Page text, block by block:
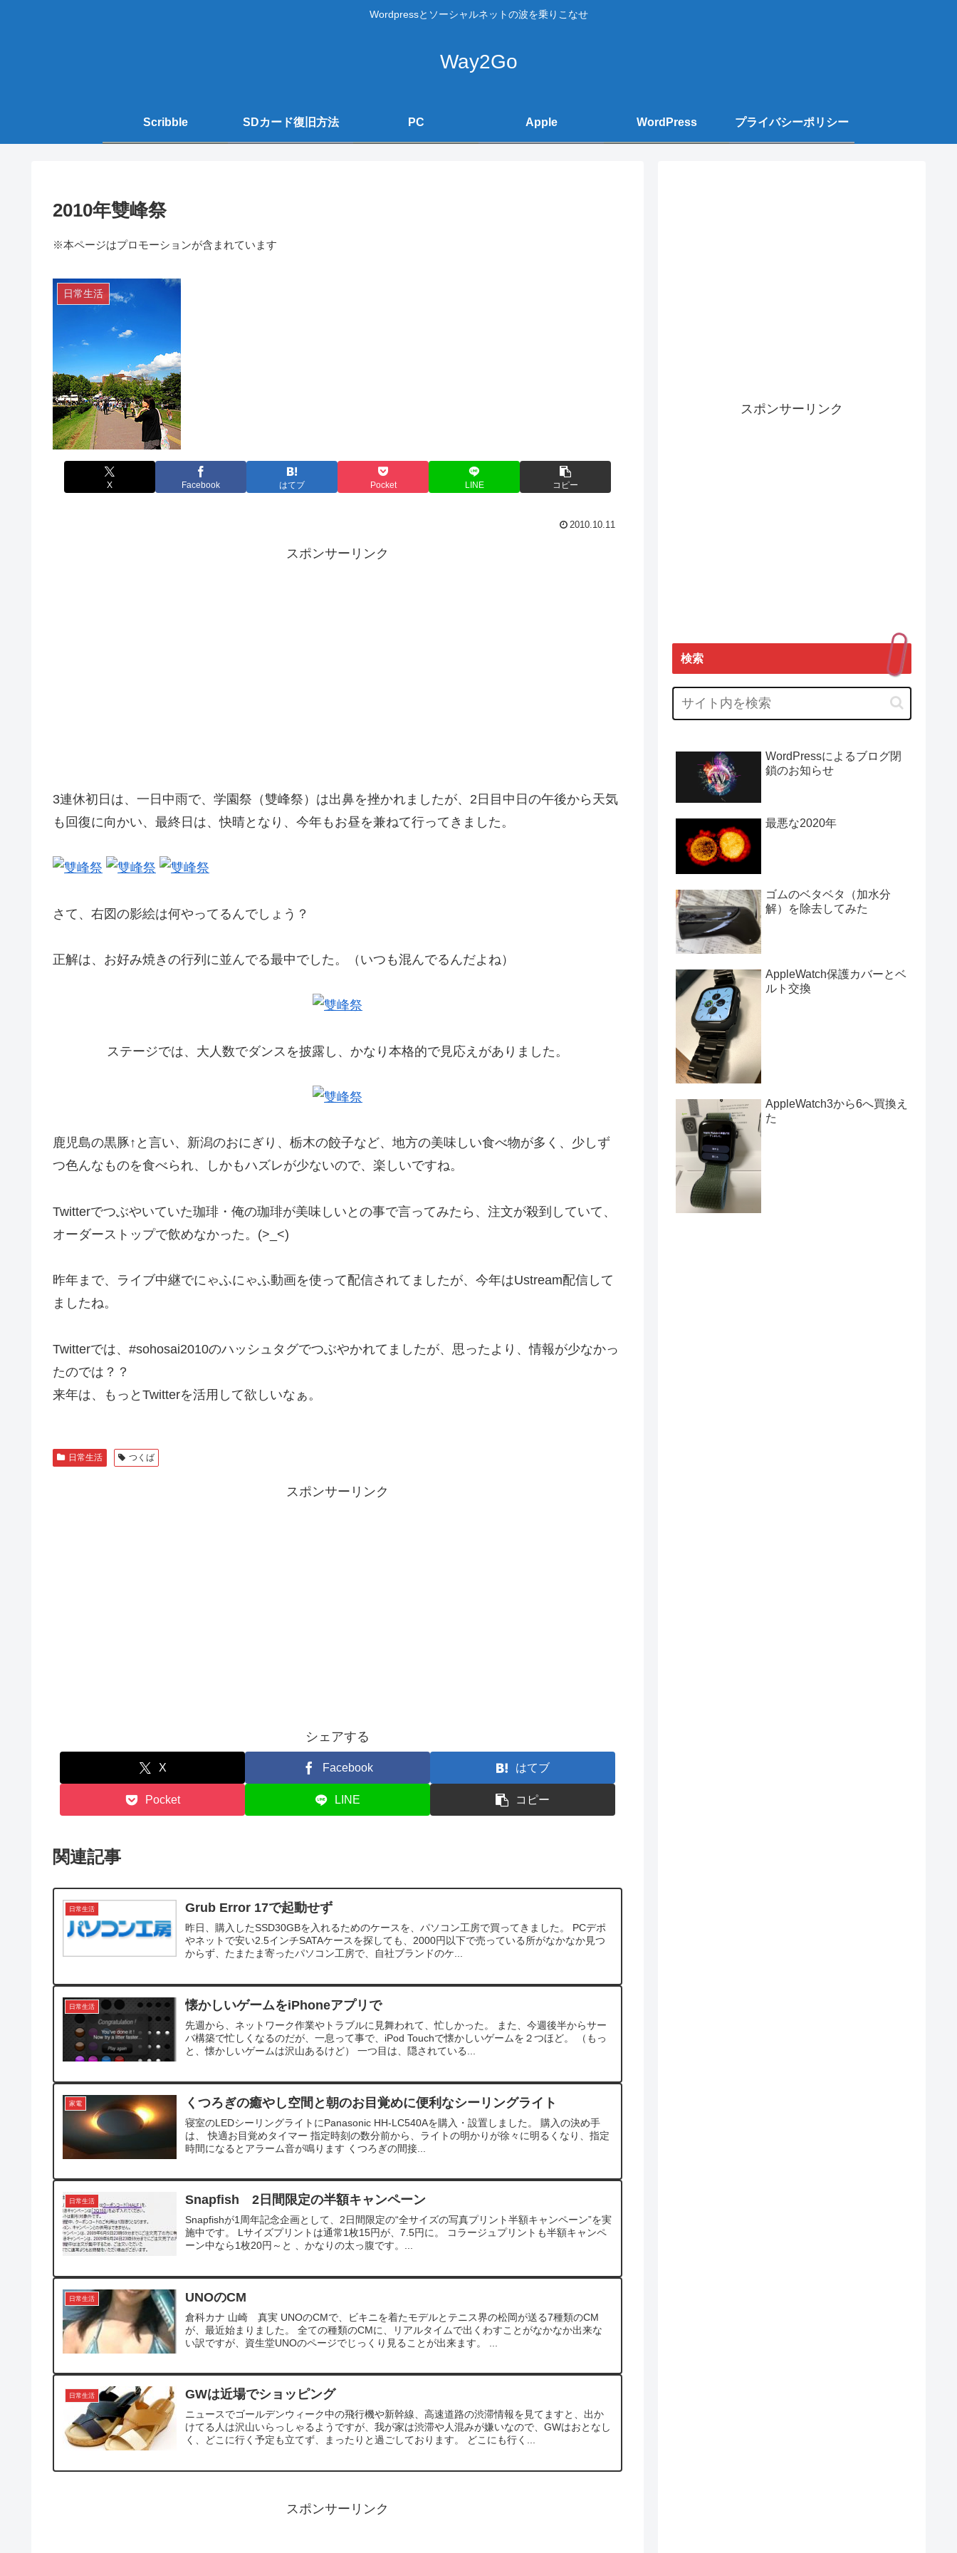
Wordpressとソーシャルネットの波を乗りこなせ
Way2Go
Scribble SDカード復旧方法 PC Apple WordPress プライバシーポリシー
2010年雙峰祭
※本ページはプロモーションが含まれています
日常生活
X Facebook はてブ Pocket LINE コピー
2010.10.11
スポンサーリンク
3連休初日は、一日中雨で、学園祭（雙峰祭）は出鼻を挫かれましたが、2日目中日の午後から天気
も回復に向かい、最終日は、快晴となり、今年もお昼を兼ねて行ってきました。
さて、右図の影絵は何やってるんでしょう？
正解は、お好み焼きの行列に並んでる最中でした。（いつも混んでるんだよね）
ステージでは、大人数でダンスを披露し、かなり本格的で見応えがありました。
鹿児島の黒豚↑と言い、新潟のおにぎり、栃木の餃子など、地方の美味しい食べ物が多く、少しず
つ色んなものを食べられ、しかもハズレが少ないので、楽しいですね。
Twitterでつぶやいていた珈琲・俺の珈琲が美味しいとの事で言ってみたら、注文が殺到していて、
オーダーストップで飲めなかった。(>_<)
昨年まで、ライブ中継でにゃふにゃふ動画を使って配信されてましたが、今年はUstream配信して
ましたね。
Twitterでは、#sohosai2010のハッシュタグでつぶやかれてましたが、思ったより、情報が少なかっ
たのでは？？
来年は、もっとTwitterを活用して欲しいなぁ。
日常生活 つくば
スポンサーリンク
シェアする
X Facebook はてブ
Pocket LINE コピー
関連記事
日常生活 Grub Error 17で起動せず
昨日、購入したSSD30GBを入れるためのケースを、パソコン工房で買ってきました。 PCデポ
やネットで安い2.5インチSATAケースを探しても、2000円以下で売っている所がなかなか見つ
からず、たまたま寄ったパソコン工房で、自社ブランドのケ...
日常生活 懐かしいゲームをiPhoneアプリで
先週から、ネットワーク作業やトラブルに見舞われて、忙しかった。 また、今週後半からサー
バ構築で忙しくなるのだが、一息って事で、iPod Touchで懐かしいゲームを２つほど。 （もっ
と、懐かしいゲームは沢山あるけど） 一つ目は、隠されている...
家電 くつろぎの癒やし空間と朝のお目覚めに便利なシーリングライト
寝室のLEDシーリングライトにPanasonic HH-LC540Aを購入・設置しました。 購入の決め手
は、 快適お目覚めタイマー 指定時刻の数分前から、ライトの明かりが徐々に明るくなり、指定
時間になるとアラーム音が鳴ります くつろぎの間接...
日常生活 Snapfish 2日間限定の半額キャンペーン
Snapfishが1周年記念企画として、2日間限定の“全サイズの写真プリント半額キャンペーン”を実
施中です。 Lサイズプリントは通常1枚15円が、7.5円に。 コラージュプリントも半額キャンペ
ーン中なら1枚20円～と 、かなりの太っ腹です。...
日常生活 UNOのCM
倉科カナ 山崎 真実 UNOのCMで、ビキニを着たモデルとテニス界の松岡が送る7種類のCM
が、最近始まりました。 全ての種類のCMに、リアルタイムで出くわすことがなかなか出来な
い訳ですが、資生堂UNOのページでじっくり見ることが出来ます。 ...
日常生活 GWは近場でショッピング
ニュースでゴールデンウィーク中の飛行機や新幹線、高速道路の渋滞情報を見てますと、出か
けてる人は沢山いらっしゃるようですが、我が家は渋滞や人混みが嫌いなので、GWはおとなし
く、どこに行く予定も立てず、まったりと過ごしております。 どこにも行く...
スポンサーリンク
スポンサーリンク
検索
WordPressによるブログ閉
鎖のお知らせ
最悪な2020年
ゴムのベタベタ（加水分
解）を除去してみた
AppleWatch保護カバーとベ
ルト交換
AppleWatch3から6へ買換え
た